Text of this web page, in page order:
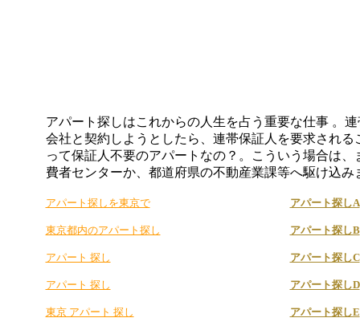
アパート探しはこれからの人生を占う重要な仕事 。
会社と契約しようとしたら、連帯保証人を要求され
って保証人不要のアパートなの？。こういう場合は
費者センターか、都道府県の不動産業課等へ駆け込
アパート探しを東京で
東京都内のアパート探し
アパート 探し
アパート 探し
東京 アパート 探し
アパート探しA
アパート探しB
アパート探しC
アパート探しD
アパート探しE